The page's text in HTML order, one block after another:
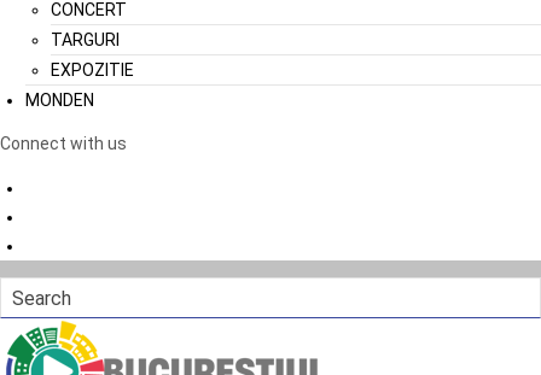
CONCERT
TARGURI
EXPOZITIE
MONDEN
Connect with us